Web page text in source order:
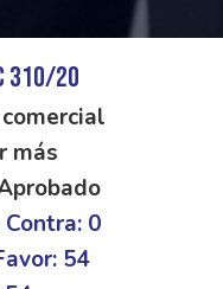
310/20
más
0
54